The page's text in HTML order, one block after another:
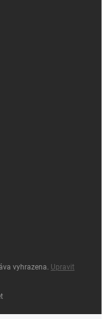
vyhrazena. Upravit